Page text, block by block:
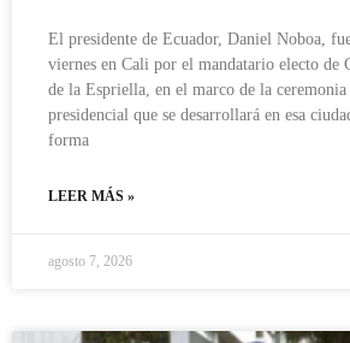
El presidente de Ecuador, Daniel Noboa,
viernes en Cali por el mandatario electo de
de la Espriella, en el marco de la ceremonia
presidencial que se desarrollará en esa
forma
LEER MÁS »
agosto 7, 2026